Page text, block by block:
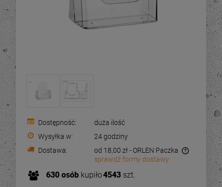
Dostępność:
duża ilość
Wysyłka w:
24 godziny
Dostawa:
od 18,00 zł - ORLEN Paczka
Cena nie zawiera ewentualnych kosztów płatności
sprawdź formy dostawy
630 osób kupiło4543 szt.